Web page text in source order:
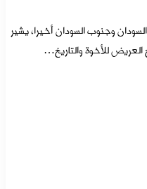
وجنوب السودان أخيرا، يشير
العريض للأخوة والتاريخ…